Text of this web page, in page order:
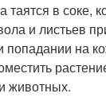
таятся в соке,
и листьев
попадании на
животных.